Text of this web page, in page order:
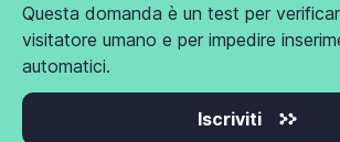
Questa domanda è un test per
visitatore umano e per impedire
automatici.
Iscriviti